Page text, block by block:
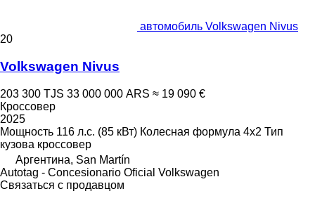
автомобиль Volkswagen Nivus
20
Volkswagen Nivus
203 300 TJS 33 000 000 ARS ≈ 19 090 €
Кроссовер
2025
Мощность 116 л.с. (85 кВт) Колесная формула 4x2 Тип
кузова кроссовер
Аргентина, San Martín
Autotag - Concesionario Oficial Volkswagen
Связаться с продавцом